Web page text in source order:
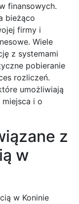
finansowych.
bieżąco
firmy i
Wiele
z systemami
pobieranie
rozliczeń.
umożliwiają
i o
z
w
w Koninie